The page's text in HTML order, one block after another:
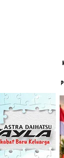
Pondok Pinang